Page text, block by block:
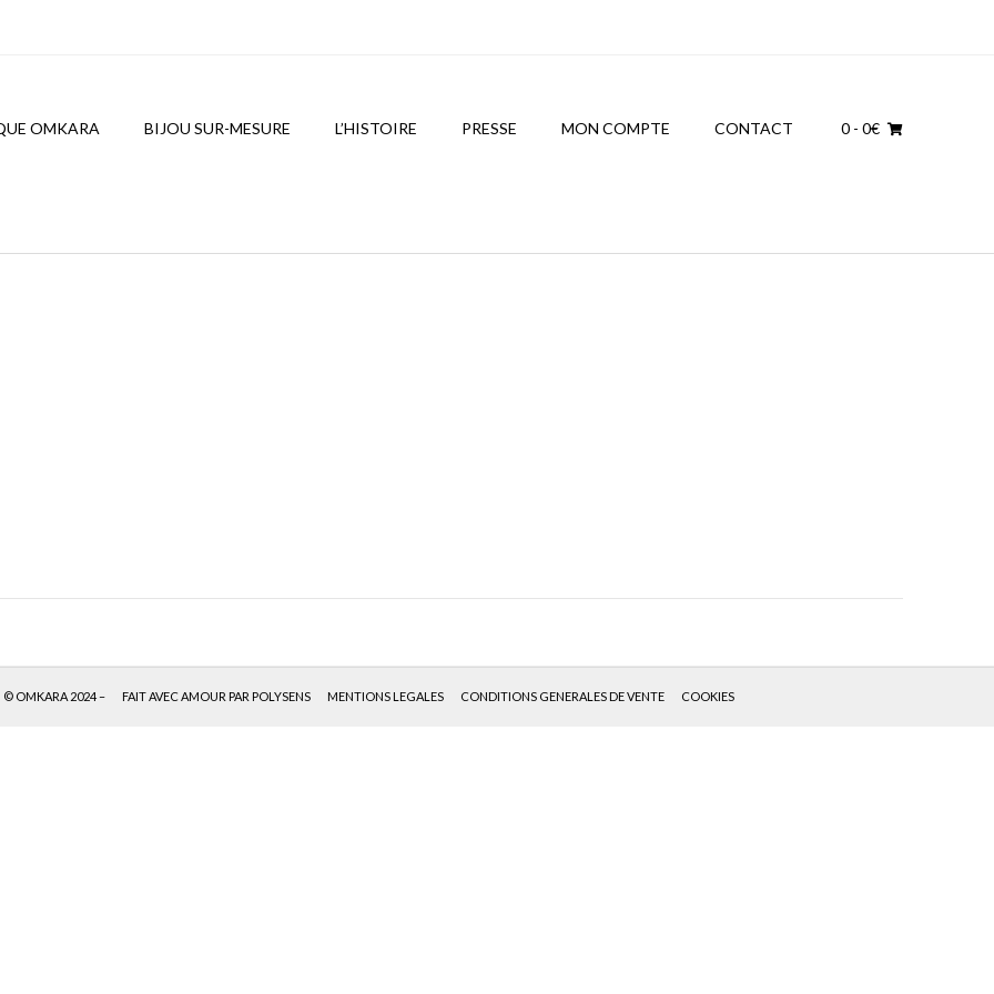
OMKARA BIJOU SUR-MESURE L’HISTOIRE PRESSE MON COMPTE CONTACT 0 - 0€
© OMKARA 2024 – FAIT AVEC AMOUR PAR POLYSENS MENTIONS LEGALES CONDITIONS GENERALES DE VENTE COOKIES